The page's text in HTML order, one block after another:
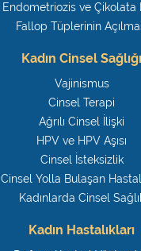
Endometriozis ve Çikolata
Fallop Tüplerinin
Kadın Cinsel Sağlığı
Vajinismus
Cinsel Terapi
Ağrılı Cinsel İlişki
HPV ve HPV Aşısı
Cinsel İsteksizlik
Cinsel Yolla Bulaşan
Kadınlarda Cinsel
Kadın Hastalıkları